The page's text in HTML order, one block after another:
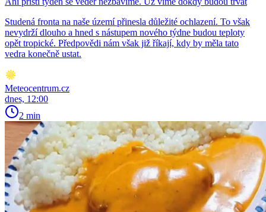
Studená fronta na naše území přinesla důležité ochlazení. To však
nevydrží dlouho a hned s nástupem nového týdne budou teploty
opět tropické. Předpovědi nám však již říkají, kdy by měla tato
vedra konečně ustat.
Meteocentrum.cz
dnes, 12:00
2 min